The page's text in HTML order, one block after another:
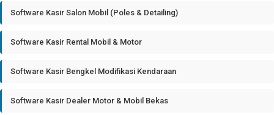
Software Kasir Salon Mobil (Poles & Detailing)
Software Kasir Rental Mobil & Motor
Software Kasir Bengkel Modifikasi Kendaraan
Software Kasir Dealer Motor & Mobil Bekas